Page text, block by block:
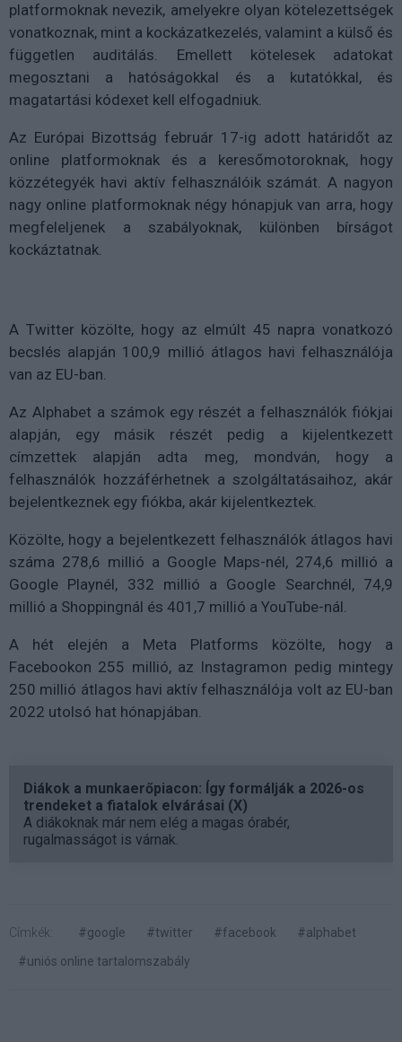
platformoknak nevezik, amelyekre olyan kötelezettségek
vonatkoznak, mint a kockázatkezelés, valamint a külső és
független auditálás. Emellett kötelesek adatokat
megosztani a hatóságokkal és a kutatókkal, és
magatartási kódexet kell elfogadniuk.
Az Európai Bizottság február 17-ig adott határidőt az
online platformoknak és a keresőmotoroknak, hogy
közzétegyék havi aktív felhasználóik számát. A nagyon
nagy online platformoknak négy hónapjuk van arra, hogy
megfeleljenek a szabályoknak, különben bírságot
kockáztatnak.
A Twitter közölte, hogy az elmúlt 45 napra vonatkozó
becslés alapján 100,9 millió átlagos havi felhasználója
van az EU-ban.
Az Alphabet a számok egy részét a felhasználók fiókjai
alapján, egy másik részét pedig a kijelentkezett
címzettek alapján adta meg, mondván, hogy a
felhasználók hozzáférhetnek a szolgáltatásaihoz, akár
bejelentkeznek egy fiókba, akár kijelentkeztek.
Közölte, hogy a bejelentkezett felhasználók átlagos havi
száma 278,6 millió a Google Maps-nél, 274,6 millió a
Google Playnél, 332 millió a Google Searchnél, 74,9
millió a Shoppingnál és 401,7 millió a YouTube-nál.
A hét elején a Meta Platforms közölte, hogy a
Facebookon 255 millió, az Instagramon pedig mintegy
250 millió átlagos havi aktív felhasználója volt az EU-ban
2022 utolsó hat hónapjában.
Diákok a munkaerőpiacon: Így formálják a 2026-os
trendeket a fiatalok elvárásai (X)
A diákoknak már nem elég a magas órabér,
rugalmasságot is várnak.
Címkék: #google #twitter #facebook
#alphabet
#uniós online tartalomszabály